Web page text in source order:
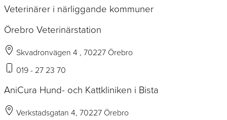
Veterinärer i närliggande kommuner
Örebro Veterinärstation
Skvadronvägen 4 , 70227 Örebro
019 - 27 23 70
AniCura Hund- och Kattkliniken i Bista
Verkstadsgatan 4, 70227 Örebro